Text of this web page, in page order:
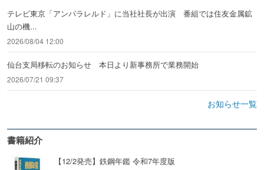
テレビ東京「アンパラレルド」に当社社長が出演 番組では住友金属鉱
山の機...
2026/08/04 12:00
仙台支局移転のお知らせ 本日より新事務所で業務開始
2026/07/21 09:37
お知らせ一覧
書籍紹介
【12/2発売】鉄鋼年鑑 令和7年度版